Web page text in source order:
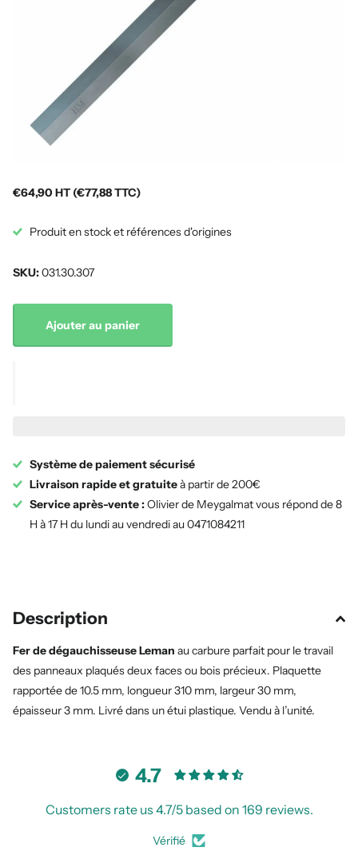
€64,90 HT (€77,88 TTC)
Produit en stock et références d'origines
SKU:031.30.307
Ajouter au panier
Système de paiement sécurisé
Livraison rapide et gratuiteà partir de 200€
Service après-vente :Olivier de Meygalmat vous répond de 8
H à 17 H du lundi au vendredi au 0471084211
Description
Fer de dégauchisseuse Leman au carbure parfait pour le travail
des panneaux plaqués deux faces ou bois précieux. Plaquette
rapportée de 10.5 mm, longueur 310 mm, largeur 30 mm,
épaisseur 3 mm. Livré dans un étui plastique. Vendu à l’unité.
4.7
Customers rate us 4.7/5 based on 169 reviews.
Vérifié